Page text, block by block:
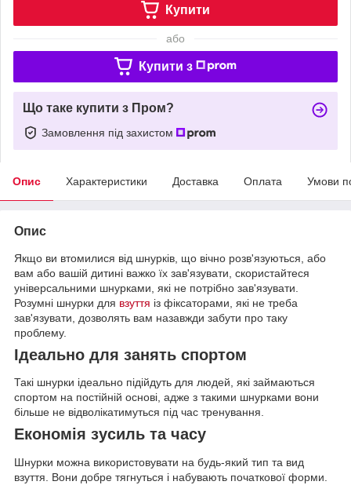
Купити
або
Купити з
Що таке купити з Пром?
Замовлення під захистом
Опис Характеристики Доставка Оплата Умови
Опис
Якщо ви втомилися від шнурків, що вічно розв'язуються, або
вам або вашій дитині важко їх зав'язувати, скористайтеся
універсальними шнурками, які не потрібно зав'язувати.
Розумні шнурки для взуття із фіксаторами, які не треба
зав'язувати, дозволять вам назавжди забути про таку
проблему.
Ідеально для занять спортом
Такі шнурки ідеально підійдуть для людей, які займаються
спортом на постійній основі, адже з такими шнурками вони
більше не відволікатимуться під час тренування.
Економія зусиль та часу
Шнурки можна використовувати на будь-який тип та вид
взуття. Вони добре тягнуться і набувають початкової форми.